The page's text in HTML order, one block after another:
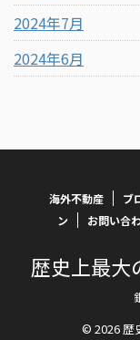
2024年7月
2024年6月
海外不動産 ブ
ン
お問い合
歴史上最大
© 2026 歴